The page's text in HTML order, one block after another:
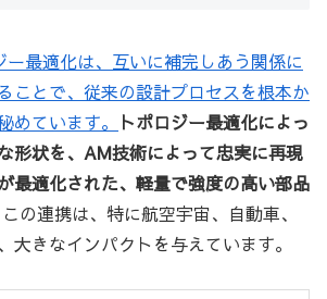
最適化は、互いに補完しあう関係に
ことで、従来の設計プロセスを根本か
めています。
トポロジー最適化によっ
形状を、AM技術によって忠実に再現
最適化された、軽量で強度の高い部品
この連携は、特に航空宇宙、自動車、
大きなインパクトを与えています。